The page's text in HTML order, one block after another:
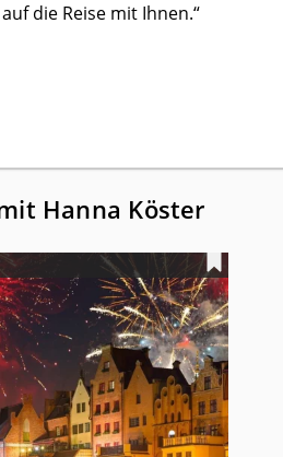
die Reise mit Ihnen.“
Hanna Köster